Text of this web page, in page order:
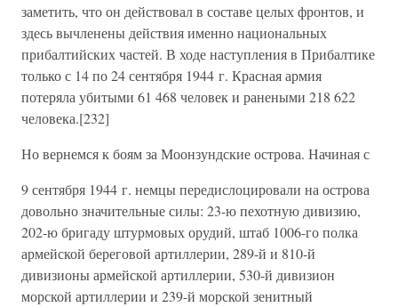
заметить, что он действовал в составе целых фронтов, и
здесь вычленены действия именно национальных
прибалтийских частей. В ходе наступления в Прибалтике
только с 14 по 24 сентября 1944 г. Красная армия
потеряла убитыми 61 468 человек и ранеными 218 622
человека.[232]
Но вернемся к боям за Моонзундские острова. Начиная с
9 сентября 1944 г. немцы передислоцировали на острова
довольно значительные силы: 23-ю пехотную дивизию,
202-ю бригаду штурмовых орудий, штаб 1006-го полка
армейской береговой артиллерии, 289-й и 810-й
дивизионы армейской артиллерии, 530-й дивизион
морской артиллерии и 239-й морской зенитный